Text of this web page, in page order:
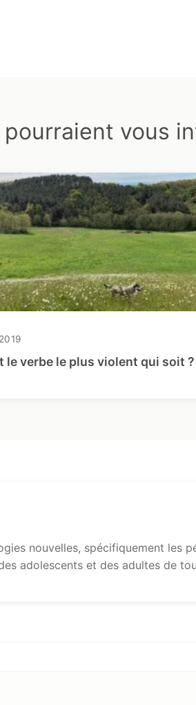
vous
le verbe le plus violent qui soit ?
nouvelles, spécifiquement les
adolescents et des adultes de